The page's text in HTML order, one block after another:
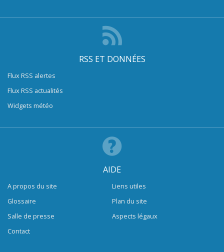
RSS ET DONNÉES
Flux RSS alertes
Flux RSS actualités
Widgets météo
AIDE
A propos du site
Glossaire
Salle de presse
Contact
Liens utiles
Plan du site
Aspects légaux